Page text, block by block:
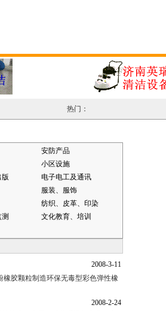
热门：
安防产品
小区设施
版
电子电工及通讯
服装、服饰
纺织、皮革、印染
文化教育、培训
2008-3-11
胶颗粒制造环保无毒型彩色弹性橡
2008-2-24